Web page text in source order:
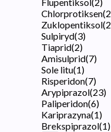
Chlorprotiksen(2
Zuklopentiksol(2
Sulpiryd(3)
Tiaprid(2)
Amisulprid(7)
Sole litu(1)
Risperidon(7)
Arypiprazol(23)
Paliperidon(6)
Kariprazyna(1)
Brekspiprazol(1)